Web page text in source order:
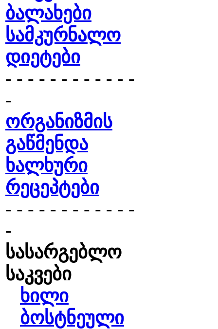
ბალახები
სამკურნალო
დიეტები
- - - - - - - - - - - -
-
ორგანიზმის
გაწმენდა
ხალხური
რეცეპტები
- - - - - - - - - - - -
-
სასარგებლო
საკვები
ხილი
ბოსტნეული